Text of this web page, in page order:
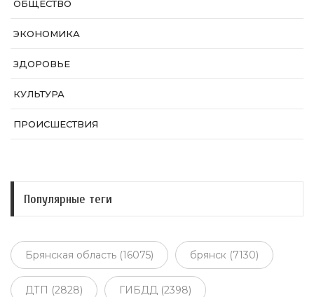
ОБЩЕСТВО
ЭКОНОМИКА
ЗДОРОВЬЕ
КУЛЬТУРА
ПРОИСШЕСТВИЯ
Популярные теги
Брянская область (16075) брянск (7130)
ДТП (2828) ГИБДД (2398)